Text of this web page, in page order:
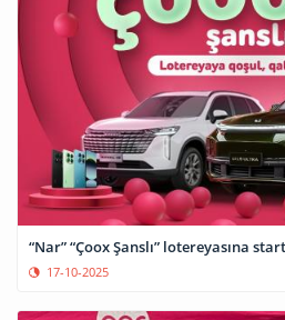
“Nar” “Çoox Şanslı” lotereyasına
17-10-2025